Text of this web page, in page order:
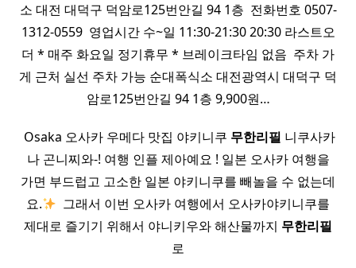
소 대전 대덕구 덕암로125번안길 94 1층 ​ 전화번호 0507-
1312-0559 ​ 영업시간 수~일 11:30-21:30 20:30 라스트오
더 * 매주 화요일 정기휴무 * 브레이크타임 없음 ​ 주차 가
게 근처 실선 주차 가능 순대폭식소 대전광역시 대덕구 덕
암로125번안길 94 1층 9,900원…
​ Osaka 오사카 우메다 맛집 야키니쿠 무한리필 니쿠사카
나 곤니찌와-! 여행 인플 제아예요 ! 일본 오사카 여행을
가면 부드럽고 고소한 일본 야키니쿠를 빼놀을 수 없는데
요.
​ 그래서 이번 오사카 여행에서 오사카야키니쿠를
제대로 즐기기 위해서 야니키우와 해산물까지 무한리필
로